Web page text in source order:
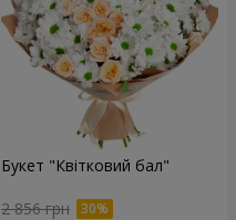
Букет "Квітковий бал"
2 856 грн